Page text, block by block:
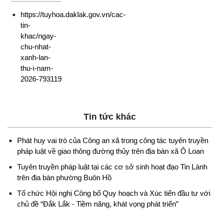
https://tuyhoa.daklak.gov.vn/cac-
tin-
khac/ngay-
chu-nhat-
xanh-lan-
thu-i-nam-
2026-793119
Tin tức khác
Phát huy vai trò của Công an xã trong công tác tuyên truyền
pháp luật về giao thông đường thủy trên địa bàn xã Ô Loan
Tuyên truyền pháp luật tại các cơ sở sinh hoạt đạo Tin Lành
trên địa bàn phường Buôn Hồ
Tổ chức Hội nghị Công bố Quy hoạch và Xúc tiến đầu tư với
chủ đề “Đắk Lắk - Tiềm năng, khát vọng phát triển”